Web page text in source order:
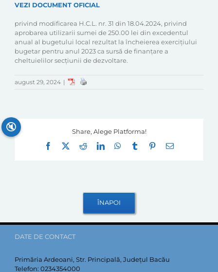
VEZI DOCUMENT OFICIAL
privind modificarea H.C.L. nr. 31 din 18.04.2024, privind
aprobarea utilizarii sumei de 250.00 lei din excedentul
anual al bugetului local rezultat la încheierea exercițiului
bugetar pentru anul 2023 ca sursă de finanțare a
cheltuielilor secțiunii de dezvoltare.
august 29, 2024 |
Share, Alege Platforma!
Facebook
RedditLinkedInWhatsApp
Tumblr Pinterest
E-
DATE DE CONTACT
Primăria Ardeoani, Str. Principală, Județul Bacău
Telefon: 0234354000
🔇